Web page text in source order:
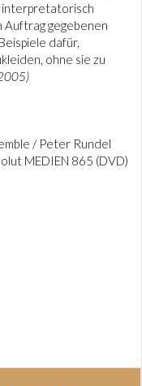
interpretatorisch
gegebenen
dafür,
ohne sie zu
/ Peter Rundel
MEDIEN 865 (DVD)